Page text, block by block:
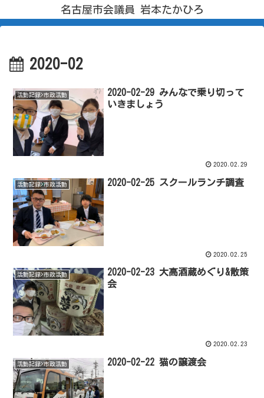
名古屋市会議員 岩本たかひろ
2020-02
活動記録>市政活動
2020-02-29 みんなで乗り切って
いきましょう
2020.02.29
活動記録>市政活動 2020-02-25 スクールランチ調査
2020.02.25
活動記録>市政活動
2020-02-23 大高酒蔵めぐり&散策
会
2020.02.23
活動記録>市政活動 2020-02-22 猫の譲渡会